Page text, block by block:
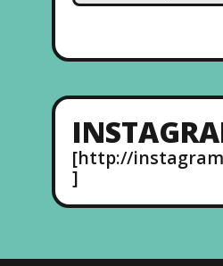
[http://
]